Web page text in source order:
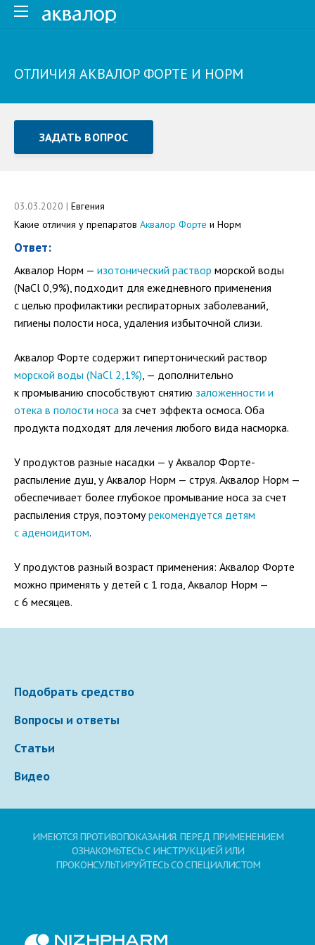
ОТЛИЧИЯ АКВАЛОР ФОРТЕ И НОРМ
ЗАДАТЬ ВОПРОС
Как Вас зовут
Ваше сообщение
Отправляя вопрос, я принимаю
Свернуть
03.03.2020 | Евгения
Какие отличия у препаратов Аквалор Форте и Норм
Ответ:
Аквалор Норм — изотонический раствор морской воды
(NaCl 0,9%), подходит для ежедневного применения
с целью профилактики респираторных заболеваний,
гигиены полости носа, удаления избыточной слизи.
Аквалор Форте содержит гипертонический раствор
морской воды (NaCl 2,1%), — дополнительно
к промыванию способствуют снятию заложенности и
отека в полости носа за счет эффекта осмоса. Оба
продукта подходят для лечения любого вида насморка.
У продуктов разные насадки — у Аквалор Форте-
распыление душ, у Аквалор Норм — струя. Аквалор Норм —
обеспечивает более глубокое промывание носа за счет
распыления струя, поэтомурекомендуется детям
с аденоидитом.
У продуктов разный возраст применения: Аквалор Форте
можно применять у детей с 1 года, Аквалор Норм —
с 6 месяцев.
Подобрать средство
Вопросы и ответы
Статьи
Видео
ИМЕЮТСЯ ПРОТИВОПОКАЗАНИЯ. ПЕРЕД ПРИМЕНЕНИЕМ
ОЗНАКОМЬТЕСЬ С ИНСТРУКЦИЕЙ ИЛИ
ПРОКОНСУЛЬТИРУЙТЕСЬ СО СПЕЦИАЛИСТОМ